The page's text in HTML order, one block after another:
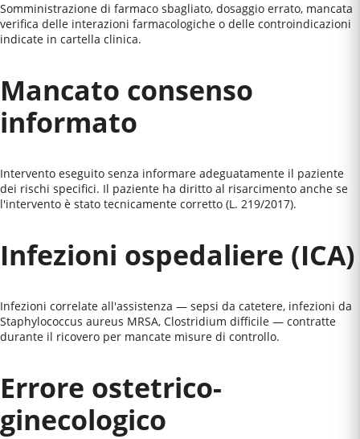
Somministrazione di farmaco sbagliato, dosaggio errato, mancata
verifica delle interazioni farmacologiche o delle controindicazioni
indicate in cartella clinica.
Mancato consenso
informato
Intervento eseguito senza informare adeguatamente il paziente
dei rischi specifici. Il paziente ha diritto al risarcimento anche se
l'intervento è stato tecnicamente corretto (L. 219/2017).
Infezioni ospedaliere (ICA)
Infezioni correlate all'assistenza — sepsi da catetere, infezioni da
Staphylococcus aureus MRSA, Clostridium difficile — contratte
durante il ricovero per mancate misure di controllo.
Errore ostetrico-
ginecologico